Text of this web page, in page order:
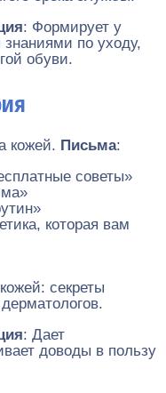
: Формирует у
знаниями по уходу,
обуви.
кожей. Письма:
советы»
которая вам
секреты
: Дает
доводы в пользу